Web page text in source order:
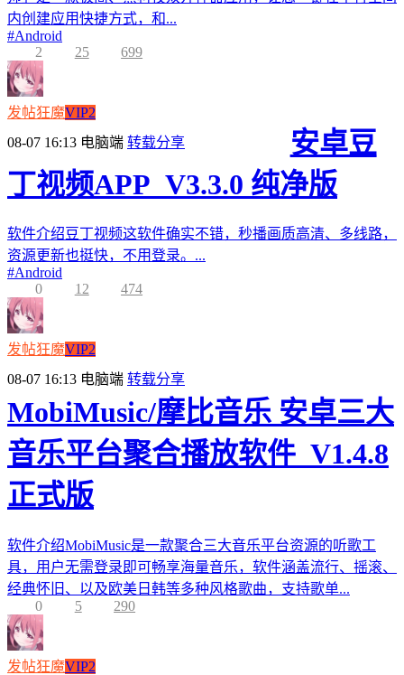
内创建应用快捷方式，和...
#Android
2
25 699
发帖狂魔VIP2
08-07 16:13 电脑端 转载分享
安卓豆
丁视频APP_V3.3.0 纯净版
软件介绍豆丁视频这软件确实不错，秒播画质高清、多线路，
资源更新也挺快，不用登录。...
#Android
0
12 474
发帖狂魔VIP2
08-07 16:13 电脑端 转载分享
MobiMusic/摩比音乐 安卓三大
音乐平台聚合播放软件_V1.4.8
正式版
软件介绍MobiMusic是一款聚合三大音乐平台资源的听歌工
具，用户无需登录即可畅享海量音乐，软件涵盖流行、摇滚、
经典怀旧、以及欧美日韩等多种风格歌曲，支持歌单...
0
5 290
发帖狂魔VIP2